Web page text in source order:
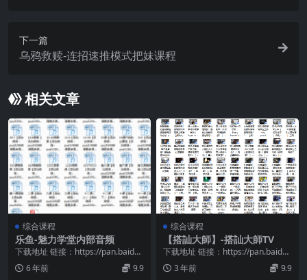
下一篇
乌鸦救赎-连招速推模式把妹课程
相关文章
综合课程
乐鱼-魅力学堂内部音频
下载地址 链接：https://pan.baidu.
com/s/1ie7oUff...
6 年前 9.9
综合课程
【搭訕大師】-搭訕大師TV
下载地址 链接：https://pan.baidu.
com/s/1xJTdrEs...
3 年前 9.9